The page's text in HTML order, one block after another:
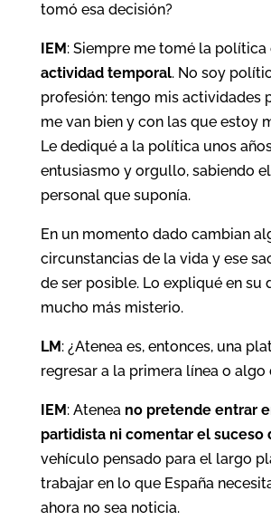
tomó esa decisión?
IEM: Siempre me tomé la política
actividad temporal. No soy
profesión: tengo mis actividades
me van bien y con las que estoy
Le dediqué a la política unos
entusiasmo y orgullo, sabiendo
personal que suponía.
En un momento dado cambian
circunstancias de la vida y ese
de ser posible. Lo expliqué en su
mucho más misterio.
LM: ¿Atenea es, entonces, una
regresar a la primera línea o algo
IEM: Atenea no pretende entrar
partidista ni comentar el suceso
vehículo pensado para el largo
trabajar en lo que España
ahora no sea noticia.